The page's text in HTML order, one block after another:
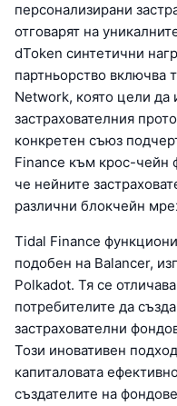
персонализирани
отговарят на
dToken синтетични
партньорство включва
Network, която цели да
застрахователния
конкретен съюз
Finance към крос-чейн
че нейните
различни блокчейн
Tidal Finance
подобен на Balancer,
Polkadot. Тя се
потребителите да
застрахователни
Този иновативен
капиталовата
създателите на